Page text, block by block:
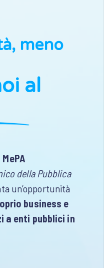
meno
al
MePA
della Pubblica
un’opportunità
business e
a enti pubblici in